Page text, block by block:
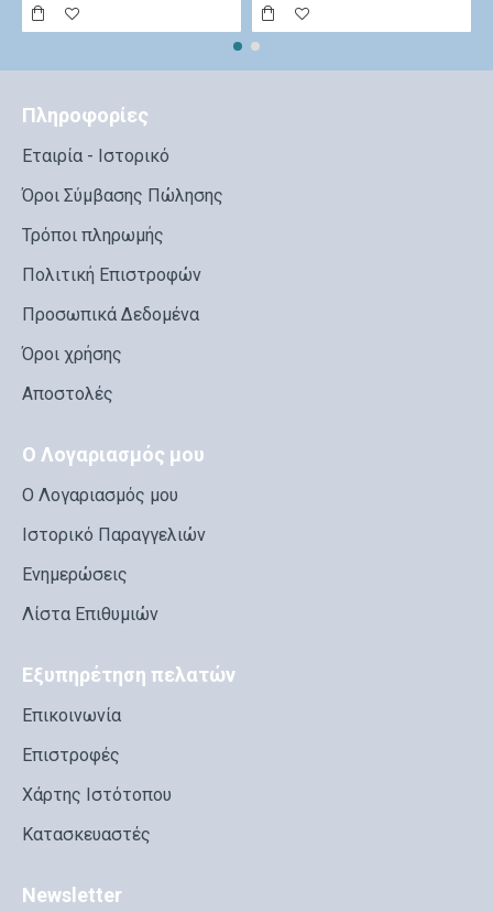
Πληροφορίες
Εταιρία - Ιστορικό
Όροι Σύμβασης Πώλησης
Τρόποι πληρωμής
Πολιτική Επιστροφών
Προσωπικά Δεδομένα
Όροι χρήσης
Αποστολές
Ο Λογαριασμός μου
Ο Λογαριασμός μου
Ιστορικό Παραγγελιών
Ενημερώσεις
Λίστα Επιθυμιών
Εξυπηρέτηση πελατών
Επικοινωνία
Επιστροφές
Χάρτης Ιστότοπου
Κατασκευαστές
Newsletter